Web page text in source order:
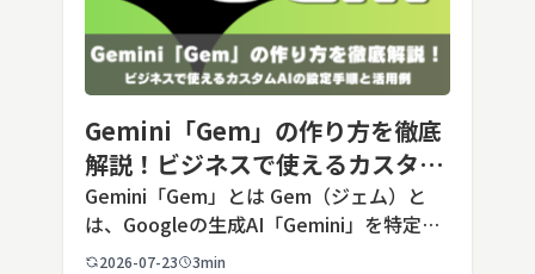
Gemini「Gem」の作り方を徹底
解説！ビジネスで使えるカスタム
AIの設定手順と活用例
Gemini「Gem」とは Gem（ジェム）と
は、Googleの生成AI「Gemini」を特定の
用途に合わせてカスタマイズできる機能で
2026-07-23 3min